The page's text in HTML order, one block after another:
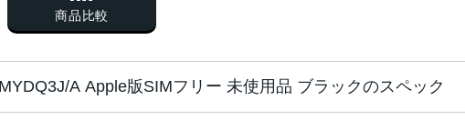
商品比較
A Apple版SIMフリー 未使用品 ブラックのスペック